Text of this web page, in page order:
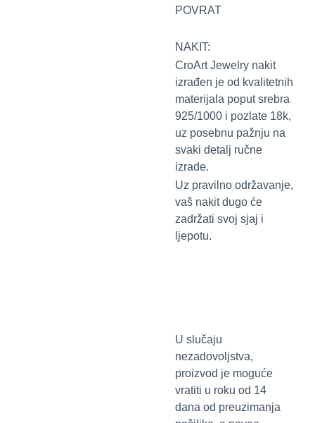
POVRAT
NAKIT:
CroArt Jewelry nakit
izrađen je od kvalitetnih
materijala poput srebra
925/1000 i pozlate 18k,
uz posebnu pažnju na
svaki detalj ručne
izrade.
Uz pravilno održavanje,
vaš nakit dugo će
zadržati svoj sjaj i
ljepotu.
U slučaju
nezadovoljstva,
proizvod je moguće
vratiti u roku od 14
dana od preuzimanja